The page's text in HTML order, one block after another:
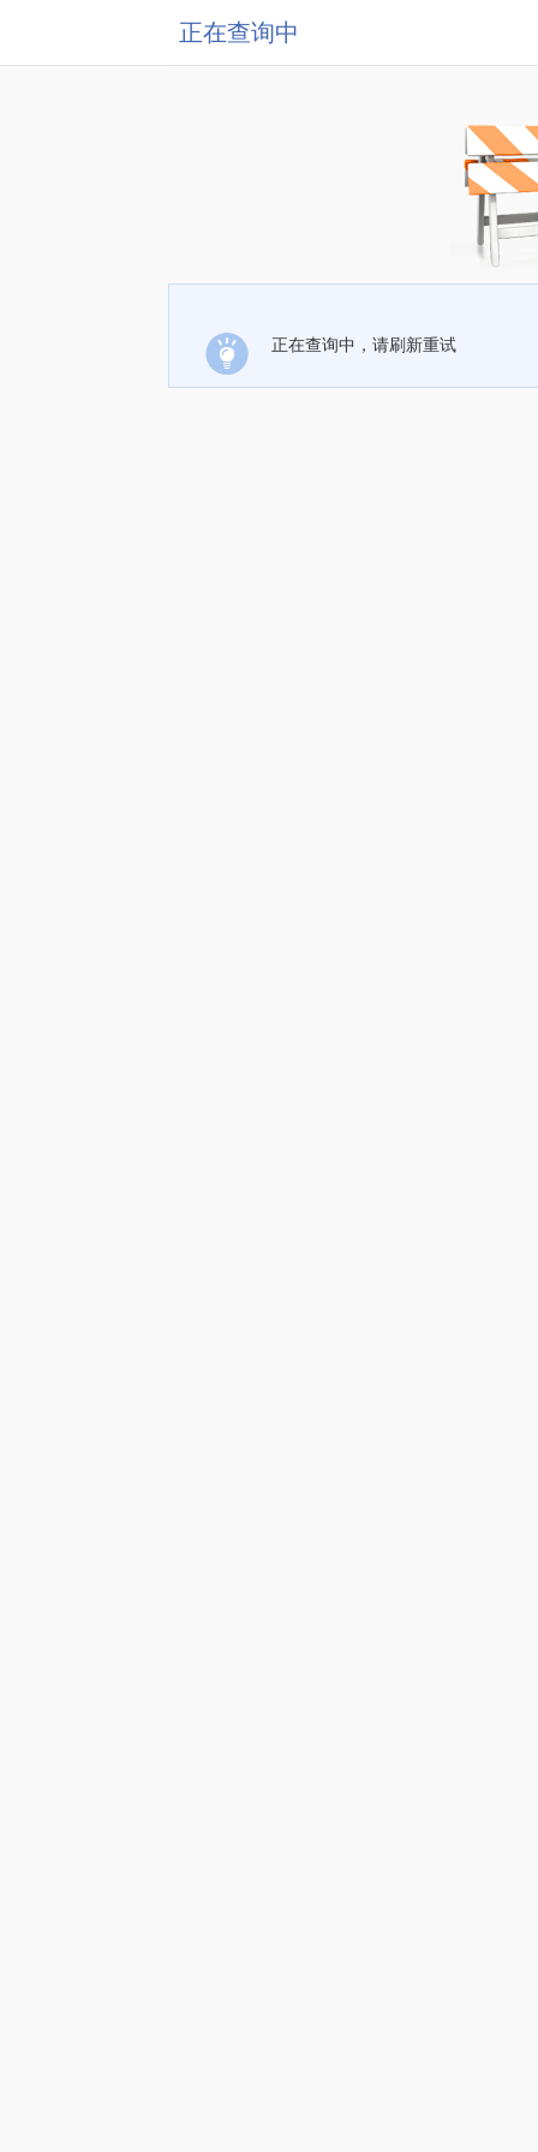
正在查询中
正在查询中，请刷新重试